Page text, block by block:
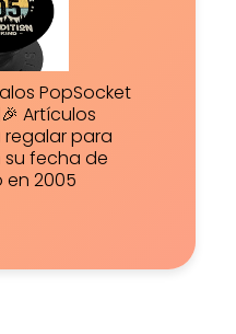
PopSocket
Artículos
para
su fecha de
2005